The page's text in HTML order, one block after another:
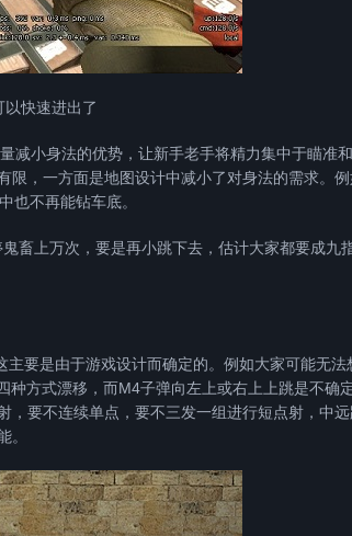
快速进出了
小身法的优势，让新手老手将精力集中于瞄准
，一方面是地图设计中减小了对身法的需求。例
也不再能钻车底。
上万次，要是再小跳下去，估计大家都要成九
要是由于游戏设计而确定的。例如大家可能无法
方式漂移，而M4子弹向左上或右上上跳是不确
，要不连续单点，要不三发一组进行短点射，中
。